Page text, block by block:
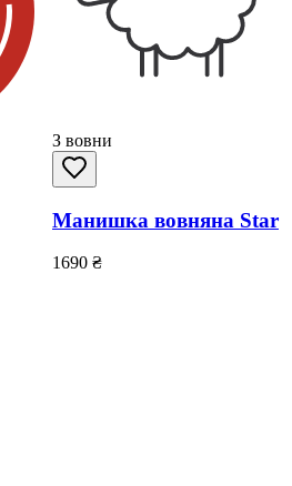
З вовни
Манишка вовняна Star
1690 ₴